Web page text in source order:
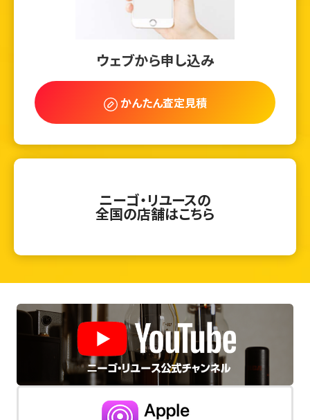
ウェブから申し込み
かんたん査定見積
ニーゴ・リユースの
全国の店舗はこちら